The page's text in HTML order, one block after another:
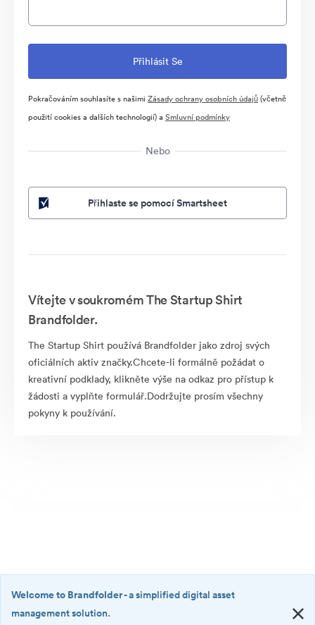
Pokračováním souhlasíte s našimi Zásady ochrany osobních údajů(včetně
použití cookies a dalších technologií) a Smluvní podmínky
Nebo
Přihlaste se pomocí Smartsheet
Vítejte v soukromém The Startup Shirt
Brandfolder.
The Startup Shirt používá Brandfolder jako zdroj svých
oficiálních aktiv značky.Chcete-li formálně požádat o
kreativní podklady, klikněte výše na odkaz pro přístup k
žádosti a vyplňte formulář.Dodržujte prosím všechny
pokyny k používání.
Welcome to Brandfolder- a simplified digital asset
management solution.